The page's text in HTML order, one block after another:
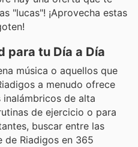
"lucas"! ¡Aprovecha estas
para tu Día a Día
música o aquellos que
a menudo ofrece
de alta
de ejercicio o para
buscar entre las
Riadigos en 365